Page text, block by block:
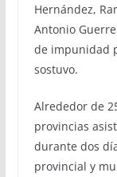
Hernández,
Antonio
de impunidad
sostuvo.
Alrededor de
provincias
durante dos
provincial y